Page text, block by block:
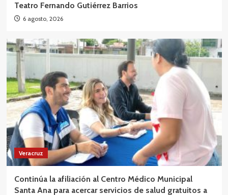
Teatro Fernando Gutiérrez Barrios
6 agosto, 2026
Veracruz
Continúa la afiliación al Centro Médico Municipal
Santa Ana para acercar servicios de salud gratuitos a